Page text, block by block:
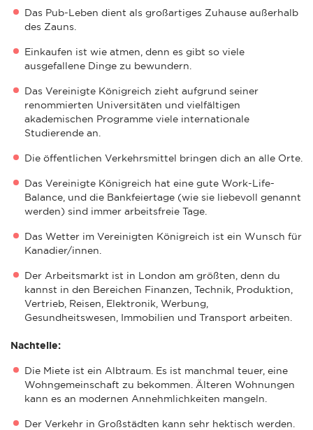
Das Pub-Leben dient als großartiges Zuhause außerhalb
des Zauns.
Einkaufen ist wie atmen, denn es gibt so viele
ausgefallene Dinge zu bewundern.
Das Vereinigte Königreich zieht aufgrund seiner
renommierten Universitäten und vielfältigen
akademischen Programme viele internationale
Studierende an.
Die öffentlichen Verkehrsmittel bringen dich an alle Orte.
Das Vereinigte Königreich hat eine gute Work-Life-
Balance, und die Bankfeiertage (wie sie liebevoll genannt
werden) sind immer arbeitsfreie Tage.
Das Wetter im Vereinigten Königreich ist ein Wunsch für
Kanadier/innen.
Der Arbeitsmarkt ist in London am größten, denn du
kannst in den Bereichen Finanzen, Technik, Produktion,
Vertrieb, Reisen, Elektronik, Werbung,
Gesundheitswesen, Immobilien und Transport arbeiten.
Nachteile:
Die Miete ist ein Albtraum. Es ist manchmal teuer, eine
Wohngemeinschaft zu bekommen. Älteren Wohnungen
kann es an modernen Annehmlichkeiten mangeln.
Der Verkehr in Großstädten kann sehr hektisch werden.